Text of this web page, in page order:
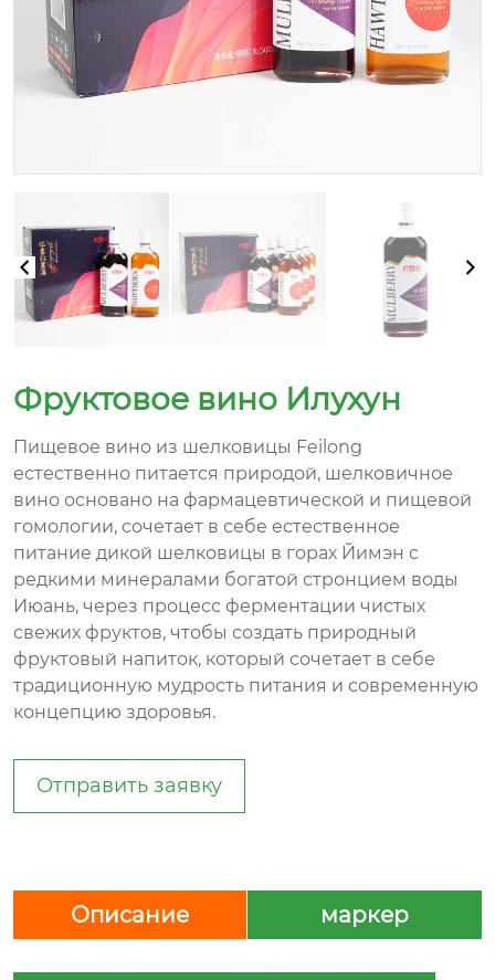
Фруктовое вино Илухун
Пищевое вино из шелковицы Feilong
естественно питается природой, шелковичное
вино основано на фармацевтической и пищевой
гомологии, сочетает в себе естественное
питание дикой шелковицы в горах Йимэн с
редкими минералами богатой стронцием воды
Июань, через процесс ферментации чистых
свежих фруктов, чтобы создать природный
фруктовый напиток, который сочетает в себе
традиционную мудрость питания и современную
концепцию здоровья.
Отправить заявку
Описание маркер